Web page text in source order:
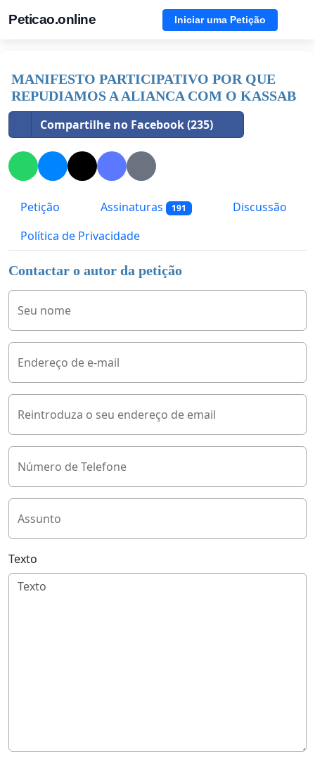
Peticao.online Iniciar uma Petição
MANIFESTO PARTICIPATIVO POR QUE
REPUDIAMOS A ALIANCA COM O KASSAB
Compartilhe no Facebook (235)
Petição Assinaturas 191
Discussão
Política de Privacidade
Contactar o autor da petição
Seu nome
Endereço de e-mail
Reintroduza o seu endereço de email
Número de Telefone
Assunto
Texto